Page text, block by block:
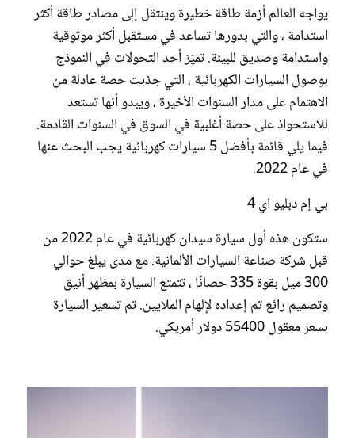
يواجه العالم أزمة طاقة خطيرة وينتقل إلى مصادر طاقة أكثر
استدامة ، والتي بدورها تساعد في مستقبل أكثر موثوقية
واستدامة وصديق للبيئة. تميّز أحد التحولات في النموذج
بوصول السيارات الكهربائية ، التي جذبت حصة عادلة من
الاهتمام على مدار السنوات الأخيرة ، ويبدو أنها تستعد
للاستحواذ على حصة أغلبية في السوق في السنوات القادمة.
فيما يلي قائمة بأفضل 5 سيارات كهربائية يجب البحث عنها
في عام 2022.
بي إم دبليو اي 4
ستكون هذه أول سيارة سيدان كهربائية في عام 2022 من
قبل شركة صناعة السيارات الألمانية. مع مدى يبلغ حوالي
300 ميل بقوة 335 حصانًا ، تتمتع السيارة بمظهر أنيق
وتصميم رائع تم إعداده لإلهام الملايين. تم تسعير السيارة
بسعر معقول 55400 دولار أمريكي.
غلاف رفمي